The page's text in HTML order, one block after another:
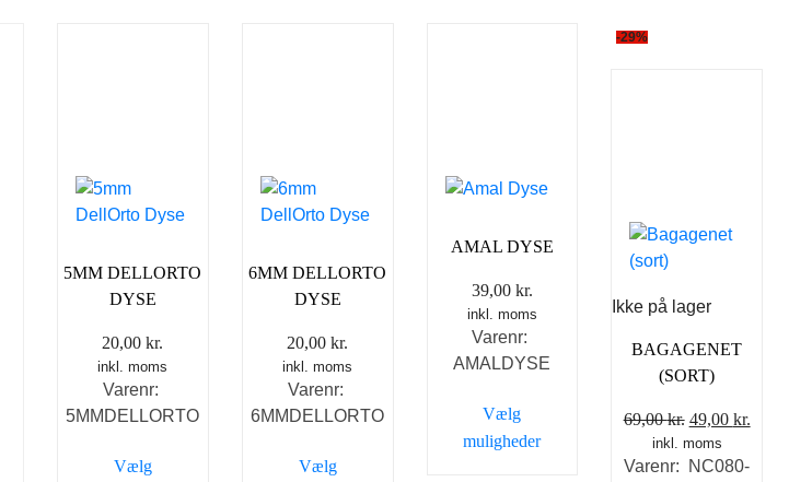
5MM DELLORTO
DYSE
20,00kr.
inkl. moms
Varenr:
5MMDELLORTO
Vælg
6MM DELLORTO
DYSE
20,00kr.
inkl. moms
Varenr:
6MMDELLORTO
Vælg
AMAL DYSE
39,00 kr.
inkl. moms
Varenr:
AMALDYSE
Vælg
muligheder
-29%
Ikke på lager
BAGAGENET
(SORT)
69,00kr. Den
oprindelige
pris
49,00 kr.
pris
inkl. moms
Varenr: NC080-